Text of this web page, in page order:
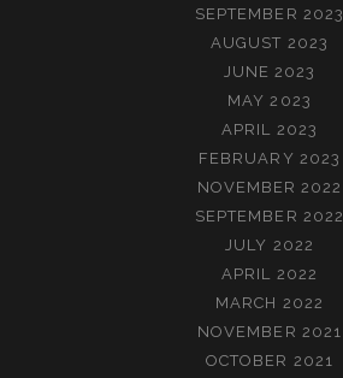
SEPTEMBER 2023
AUGUST 2023
JUNE 2023
MAY 2023
APRIL 2023
FEBRUARY 2023
NOVEMBER 2022
SEPTEMBER 2022
JULY 2022
APRIL 2022
MARCH 2022
NOVEMBER 2021
OCTOBER 2021